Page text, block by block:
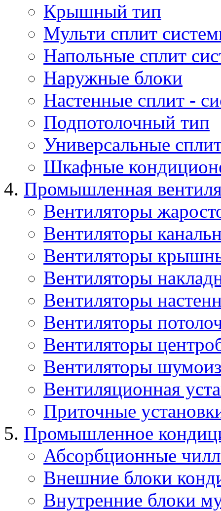
Крышный тип
Мульти сплит
Напольные сплит
Наружные блоки
Настенные сплит -
Подпотолочный тип
Универсальные
Шкафные
Промышленная
Вентиляторы
Вентиляторы
Вентиляторы
Вентиляторы
Вентиляторы
Вентиляторы
Вентиляторы
Вентиляторы
Вентиляционная
Приточные
Промышленное
Абсорбционные
Внешние блоки
Внутренние блоки